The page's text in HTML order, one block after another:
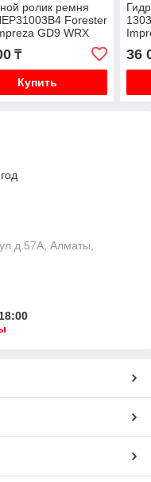
ролик ремня
Forester
GD9 WRX
Legacy BL5
BP9 YA5
₸
Купить
YA5
36
д.57А, Алматы,